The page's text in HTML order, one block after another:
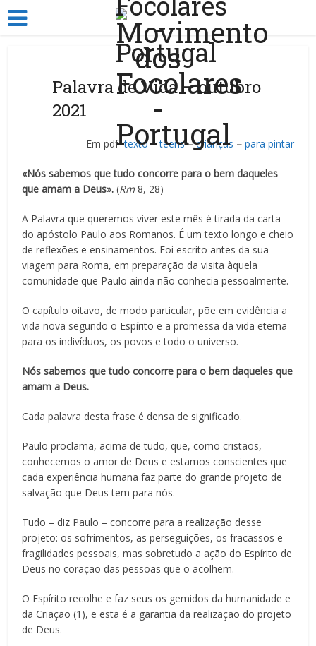
Palavra de Vida – outubro
2021
Em pdftexto–teens –crianças – para pintar
«Nós sabemos que tudo concorre para o bem daqueles
que amam a Deus». (Rm8, 28)
A Palavra que queremos viver este mês é tirada da carta
do apóstolo Paulo aos Romanos. É um texto longo e cheio
de reflexões e ensinamentos. Foi escrito antes da sua
viagem para Roma, em preparação da visita àquela
comunidade que Paulo ainda não conhecia pessoalmente.
O capítulo oitavo, de modo particular, põe em evidência a
vida nova segundo o Espírito e a promessa da vida eterna
para os indivíduos, os povos e todo o universo.
Nós sabemos que tudo concorre para o bem daqueles que
amam a Deus.
Cada palavra desta frase é densa de significado.
Paulo proclama, acima de tudo, que, como cristãos,
conhecemos o amor de Deus e estamos conscientes que
cada experiência humana faz parte do grande projeto de
salvação que Deus tem para nós.
Tudo – diz Paulo – concorre para a realização desse
projeto: os sofrimentos, as perseguições, os fracassos e
fragilidades pessoais, mas sobretudo a ação do Espírito de
Deus no coração das pessoas que o acolhem.
O Espírito recolhe e faz seus os gemidos da humanidade e
da Criação (1), e esta é a garantia da realização do projeto
de Deus.